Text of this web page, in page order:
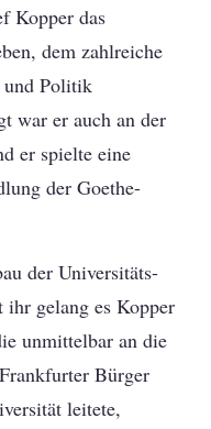
Kopper das
dem zahlreiche
und Politik
war er auch an der
er spielte eine
der Goethe-
der Universitäts-
gelang es Kopper
unmittelbar an die
Bürger
leitete,